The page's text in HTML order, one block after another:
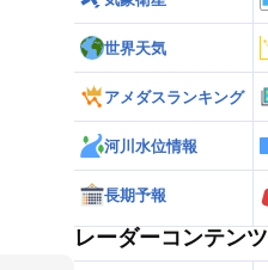
世界天気
アメダスランキング
河川水位情報
長期予報
レーダーコンテンツ